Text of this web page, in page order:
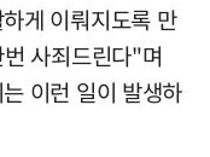
게 이뤄지도록 만
사죄드린다"며
이런 일이 발생하